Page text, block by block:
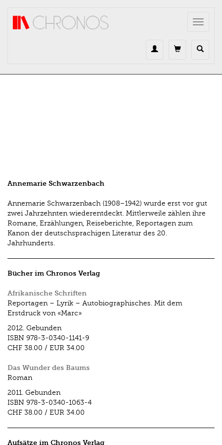
Toggle
Annemarie Schwarzenbach
Annemarie Schwarzenbach (1908–1942) wurde erst vor gut
zwei Jahrzehnten wieder­entdeckt. Mittlerweile zählen ihre
Romane, Erzählungen, Reiseberichte, Reportagen zum
Kanon der deutschsprachigen Literatur des 20.
Jahrhunderts.
Bücher im Chronos Verlag
Afrikanische Schriften
Reportagen – Lyrik – Autobiographisches. Mit dem
Erstdruck von «Marc»
2012. Gebunden
ISBN 978-3-0340-1141-9
CHF 38.00 / EUR 34.00
Das Wunder des Baums
Roman
2011. Gebunden
ISBN 978-3-0340-1063-4
CHF 38.00 / EUR 34.00
Aufsätze im Chronos Verlag